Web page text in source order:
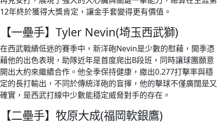
12年終於獲得大獎肯定，讓金手套變得更有價值。
【一壘手】Tyler Nevin(埼玉西武獅)
在西武戰績低迷的賽季中，新洋砲Nevin是少數的慰藉，開季憑
藉他的出色表現，助隊近年是首度爬出B段班，同時讓球團願意
開出大約來繼續合作。他全季保持健康，繳出0.277打擊率與穩
定的長打輸出，不同於傳統洋砲的盲揮，他的擊球不僅廣闊是又
確實，是西武打線中少數能穩定威脅對手的存在。
【二壘手】牧原大成(福岡軟銀鷹)